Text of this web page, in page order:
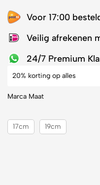
Voor 17:00
Veilig afrekenen
24/7 Premium
20% korting op alles
Marca Maat
17cm 19cm